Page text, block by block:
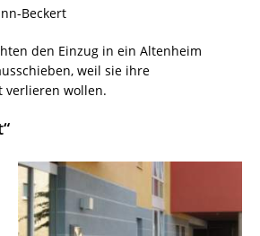
Beckert
den Einzug in ein Altenheim
weil sie ihre
verlieren wollen.